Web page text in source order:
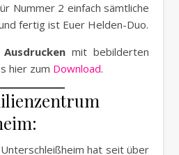
Nummer 2 einfach sämtliche
fertig ist Euer Helden-Duo.
mit bebilderten
hier zum Download.
hat seit über